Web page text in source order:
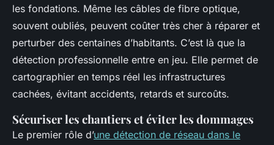
les fondations. Même les câbles de fibre optique,
souvent oubliés, peuvent coûter très cher à réparer et
perturber des centaines d’habitants. C’est là que la
détection professionnelle entre en jeu. Elle permet de
cartographier en temps réel les infrastructures
cachées, évitant accidents, retards et surcoûts.
Sécuriser les chantiers et éviter les dommages
Le premier rôle d’une détection de réseau dans le